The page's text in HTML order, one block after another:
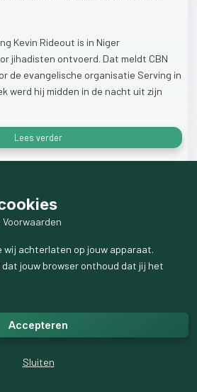
Kevin Rideout is in Niger
jihadisten ontvoerd. Dat meldt CBN
de evangelische organisatie Serving in
werd hij midden in de nacht uit zijn
Lees verder
Voorwaarden
wij achterlaten op jouw apparaat.
dat jouw browser onthoud dat jij het
Accepteren
Sluiten